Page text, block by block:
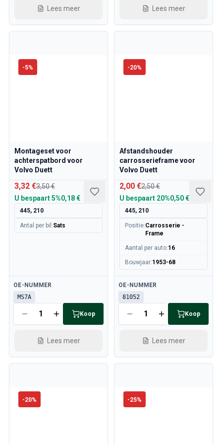
Volvo 850 Remsysteem
Volvo 850 Wielen/Hoofdkappen
Volvo 850 interieur onderdelen
Volvo 850 Transmissie
Volvo 940/960 Onderdelen
Remmen
Motor
Brandstof & Uitlaat
Velgen & Banden
Koelsysteem
Accessoires & Overig
Carrosserie
Campagne
Lees meer Lees meer
-5%
Montageset voor
achterspatbord voor
Volvo Duett
3,32 €3,50 €
U bespaart5%0,18 €
445, 210
Antal per bil :Sats
Beschikbaar
OE-NUMMER
MS7A
Koop
Lees meer
-20%
Afstandshouder
carrosserieframe voor
Volvo Duett
2,00 €2,50 €
U bespaart 20%0,50 €
445, 210
Positie:Carrosserie -
Frame
Aantal per auto:16
Bouwjaar:1953-68
Beschikbaar
OE-NUMMER
81052
Koop
Lees meer
-20% -25%